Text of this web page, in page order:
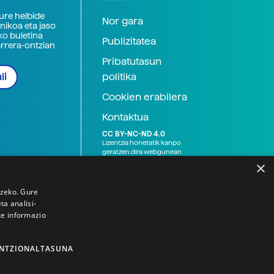
helbide
eta jaso
buletina
ontzian
Nor gara
Publizitatea
Pribatutasun
politika
Cookien erabilera
Kontaktua
CC BY-NC-ND 4.0
Lizentzia honetatik kanpo
geratzen dira webgunean
×
Gure
analisi-
informazio